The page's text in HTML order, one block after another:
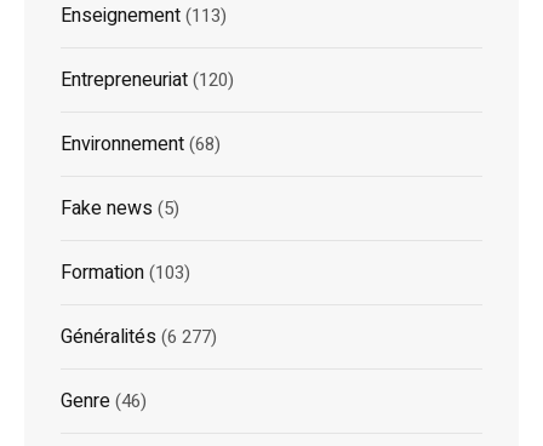
Enseignement(113)
Entrepreneuriat(120)
Environnement(68)
Fake news(5)
Formation(103)
Généralités(6 277)
Genre(46)